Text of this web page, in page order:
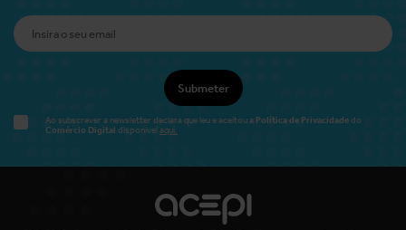
Submeter
Ao subscrever a newsletter declara que leu e aceitou a Política de Privacidadedo
Comércio Digital disponível aqui.